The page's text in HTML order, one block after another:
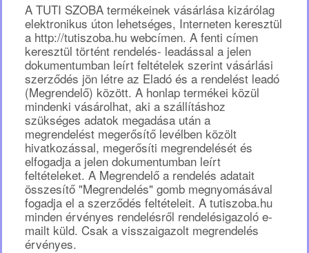
A TUTI SZOBA termékeinek vásárlása kizárólag
elektronikus úton lehetséges, Interneten keresztül
a http://tutiszoba.hu webcímen. A fenti címen
keresztül történt rendelés- leadással a jelen
dokumentumban leírt feltételek szerint vásárlási
szerződés jön létre az Eladó és a rendelést leadó
(Megrendelő) között. A honlap termékei közül
mindenki vásárolhat, aki a szállításhoz
szükséges adatok megadása után a
megrendelést megerősítő levélben közölt
hivatkozással, megerősíti megrendelését és
elfogadja a jelen dokumentumban leírt
feltételeket. A Megrendelő a rendelés adatait
összesítő "Megrendelés" gomb megnyomásával
fogadja el a szerződés feltételeit. A tutiszoba.hu
minden érvényes rendelésről rendelésigazoló e-
mailt küld. Csak a visszaigazolt megrendelés
érvényes.